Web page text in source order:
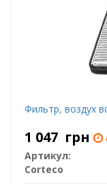
Фильтр, воздух
1 047 грн
Артикул:
Corteco